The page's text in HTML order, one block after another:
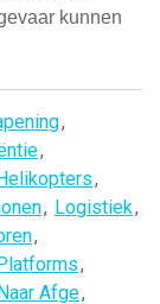
kunnen
,
,
,
, Logistiek,
,
,
Afge,